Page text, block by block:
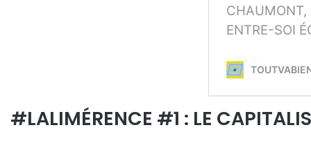
#LALIMÉRENCE #1 : LE